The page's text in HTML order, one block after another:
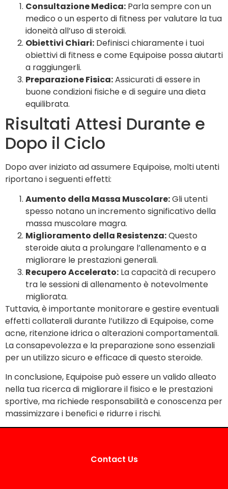
Consultazione Medica: Parla sempre con un
medico o un esperto di fitness per valutare la tua
idoneità all’uso di steroidi.
Obiettivi Chiari: Definisci chiaramente i tuoi
obiettivi di fitness e come Equipoise possa aiutarti
a raggiungerli.
Preparazione Fisica:Assicurati di essere in
buone condizioni fisiche e di seguire una dieta
equilibrata.
Risultati Attesi Durante e
Dopo il Ciclo
Dopo aver iniziato ad assumere Equipoise, molti utenti
riportano i seguenti effetti:
Aumento della Massa Muscolare:Gli utenti
spesso notano un incremento significativo della
massa muscolare magra.
Miglioramento della Resistenza:Questo
steroide aiuta a prolungare l’allenamento e a
migliorare le prestazioni generali.
Recupero Accelerato: La capacità di recupero
tra le sessioni di allenamento è notevolmente
migliorata.
Tuttavia, è importante monitorare e gestire eventuali
effetti collaterali durante l’utilizzo di Equipoise, come
acne, ritenzione idrica o alterazioni comportamentali.
La consapevolezza e la preparazione sono essenziali
per un utilizzo sicuro e efficace di questo steroide.
In conclusione, Equipoise può essere un valido alleato
nella tua ricerca di migliorare il fisico e le prestazioni
sportive, ma richiede responsabilità e conoscenza per
massimizzare i benefici e ridurre i rischi.
Contact Us